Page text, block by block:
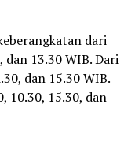
dari
13.30 WIB. Dari
dan 15.30 WIB.
10.30, 15.30, dan